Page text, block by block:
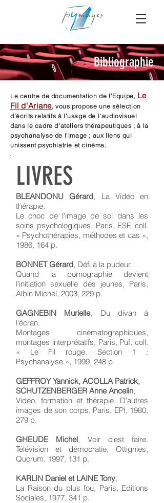
Bibliographie
Le centre de documentation de l'Equipe, Le
Fil d'Ariane, vous propose une sélection
d'écrits relatifs à l'usage de l'audiovisuel
dans le cadre d'ateliers thérapeutiques ; à la
psychanalyse de l'image ; aux liens qui
unissent psychiatrie et cinéma.
LIVRES
BLEANDONU Gérard, La Vidéo en
thérapie.
Le choc de l'image de soi dans les
soins psychologiques, Paris, ESF, coll.
« Psychothérapies, méthodes et cas »,
1986, 164 p.
BONNET Gérard, Défi à la pudeur.
Quand la pornographie devient
l'initiation sexuelle des jeunes, Paris,
Albin Michel, 2003, 229 p.
GAGNEBIN Murielle, Du divan à
l'écran.
Montages cinématographiques,
montages interprétatifs, Paris, Puf, coll.
« Le Fil rouge. Section 1 :
Psychanalyse », 1999, 248 p.
GEFFROY Yannick, ACOLLA Patrick,
SCHUTZENBERGER Anne Ancelin,
Vidéo, formation et thérapie. D'autres
images de son corps, Paris, EPI, 1980,
279 p.
GHEUDE Michel, Voir c'est faire.
Télévision et démocratie, Ottignies,
Quorum, 1997, 131 p.
KARLIN Daniel et LAINE Tony,
La Raison du plus fou, Paris, Editions
Sociales, 1977, 341 p.